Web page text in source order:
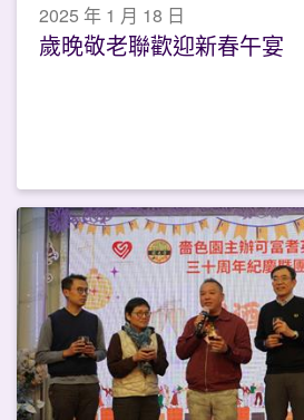
2025 年 1 月 18 日
歲晚敬老聯歡迎新春午宴